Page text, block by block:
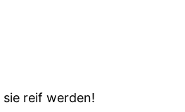
reif werden!